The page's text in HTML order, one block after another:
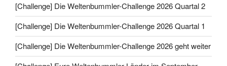
[Challenge] Die Weltenbummler-Challenge 2026 Quartal 2
[Challenge] Die Weltenbummler-Challenge 2026 Quartal 1
[Challenge] Die Weltenbummler-Challenge 2026 geht weiter